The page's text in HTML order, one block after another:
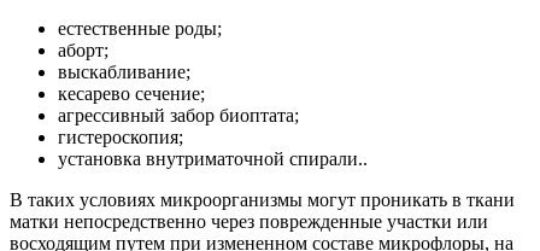
естественные роды;
аборт;
выскабливание;
кесарево сечение;
агрессивный забор биоптата;
гистероскопия;
установка внутриматочной спирали..
В таких условиях микроорганизмы могут проникать в ткани
матки непосредственно через поврежденные участки или
восходящим путем при измененном составе микрофлоры, на